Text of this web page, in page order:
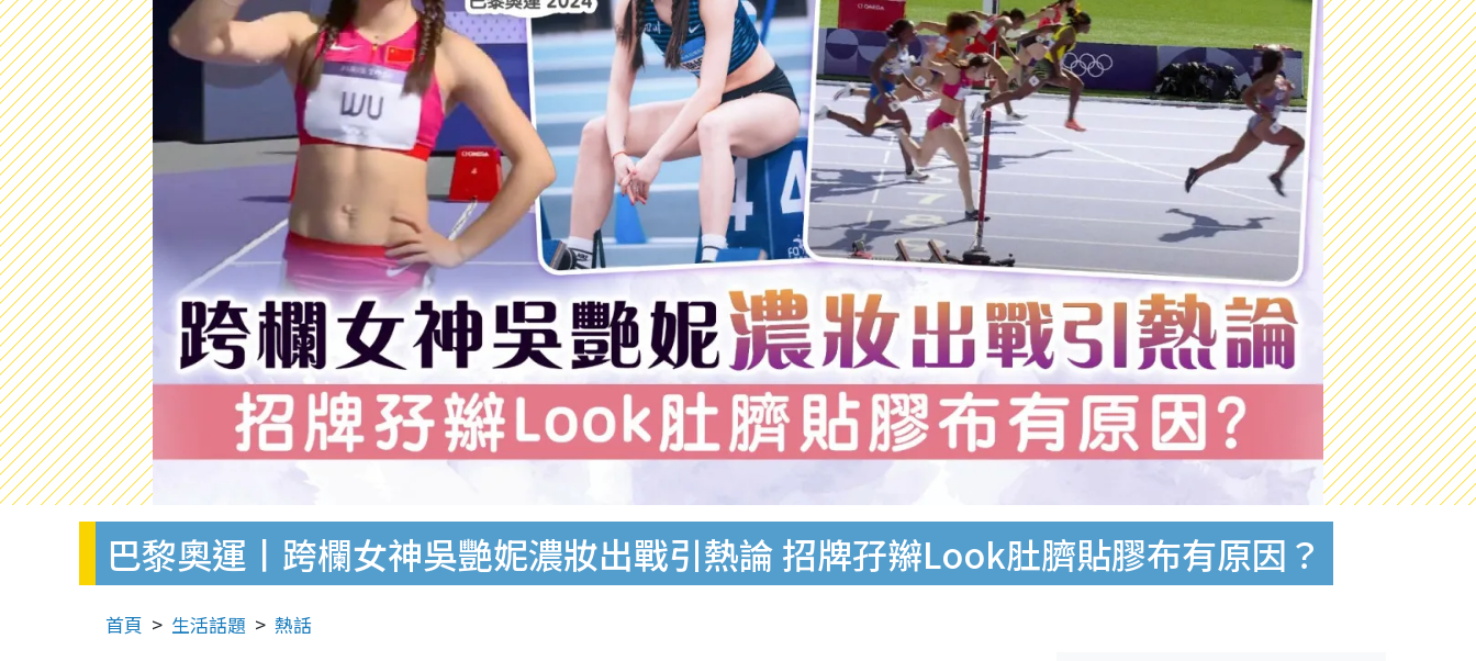
巴黎奧運丨跨欄女神吳艷妮濃妝出戰引熱論 招牌孖辮Look肚臍貼膠布有原因？
首頁 生活話題 熱話